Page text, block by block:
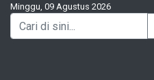
Minggu, 09 Agustus 2026